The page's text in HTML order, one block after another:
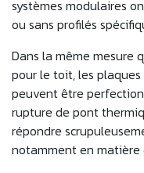
systèmes modulaires
ou sans profilés
Dans la même mesure
pour le toit, les
peuvent être
rupture de pont
répondre
notamment en matière